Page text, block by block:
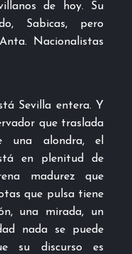
de hoy. Su
Sabicas, pero
Nacionalistas
Sevilla entera. Y
que traslada
alondra, el
en plenitud de
madurez que
que pulsa tiene
una mirada, un
nada se puede
su discurso es